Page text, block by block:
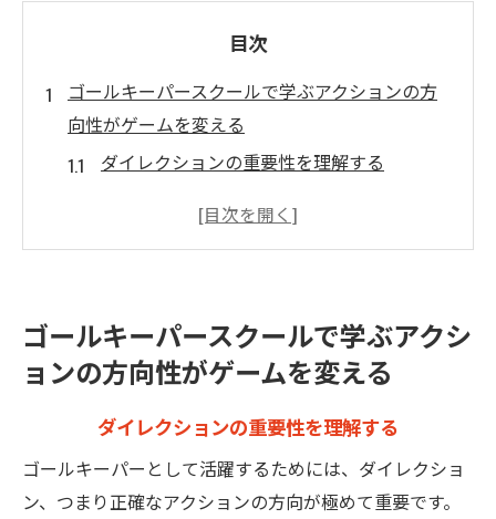
目次
ゴールキーパースクールで学ぶアクションの方
向性がゲームを変える
ダイレクションの重要性を理解する
適切な方向感覚がもたらす試合での利点
継続的な練習で向上する感覚
シュートを止める秘訣は方向感覚にあり！
シュートの動きを瞬時に予測する方法
ポジショニングと方向性の関係
試合での決定的な瞬間を捉える
ゴールキーパースクールで学ぶアクシ
ョンの方向性がゲームを変える
ダイレクションの重要性を理解する
ゴールキーパーとして活躍するためには、ダイレクショ
ン、つまり正確なアクションの方向が極めて重要です。